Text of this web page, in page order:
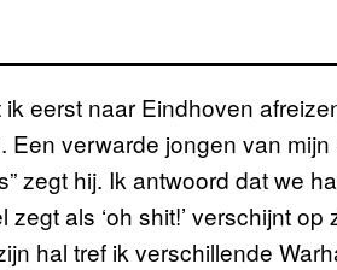
eerst naar Eindhoven
verwarde jongen van mijn
zegt hij. Ik antwoord dat we
als ‘oh shit!’ verschijnt op
hal tref ik verschillende